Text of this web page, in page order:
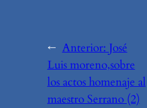
← Anterior: José
Luis moreno,sobre
los actos homenaje al
maestro Serrano (2)